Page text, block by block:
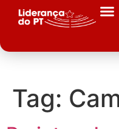
Tag: